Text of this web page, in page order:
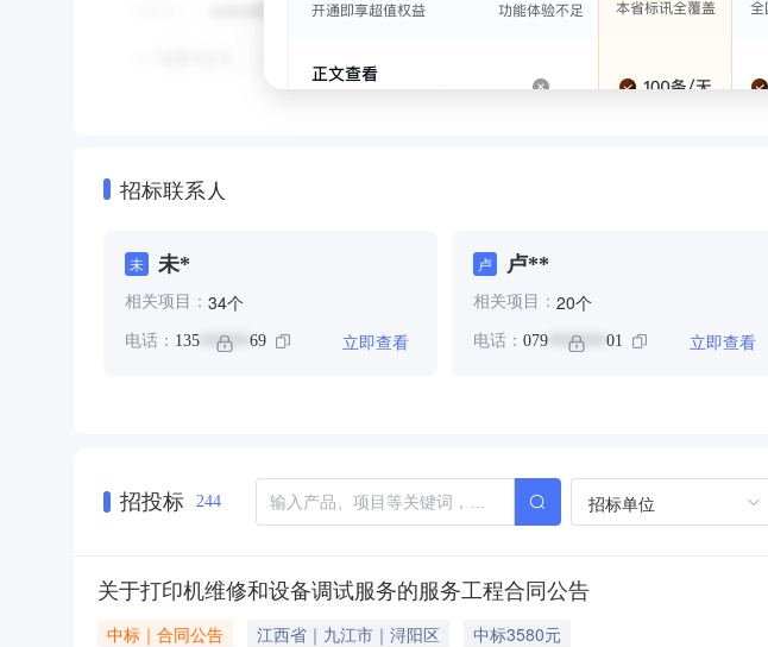
招标联系人
未 未*
相关项目： 34个
电话： 135 ****** 69 立即查看
卢 卢**
相关项目： 20个
电话： 079******* 01 立即查看
招投标 244 招标单位
关于打印机维修和设备调试服务的服务工程合同公告
中标｜合同公告 江西省｜九江市｜浔阳区
中标3580元